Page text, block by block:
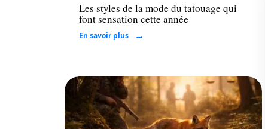
Les styles de la mode du tatouage qui
font sensation cette année
En savoir plus